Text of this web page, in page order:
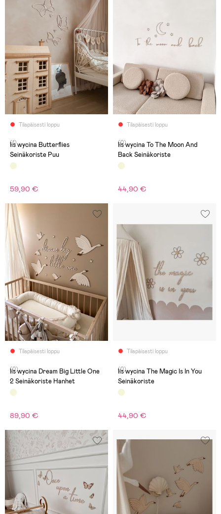
Tilapäisesti loppu
(1)
lis wycina Butterflies
Seinäkoriste Puu
59,90 €
Tilapäisesti loppu
(0)
lis wycina To The Moon And
Back Seinäkoriste
44,90 €
Tilapäisesti loppu
(0)
lis wycina Dream Big Little One
2 Seinäkoriste Hanhet
89,90 €
Tilapäisesti loppu
(0)
lis wycina The Magic Is In You
Seinäkoriste
44,90 €